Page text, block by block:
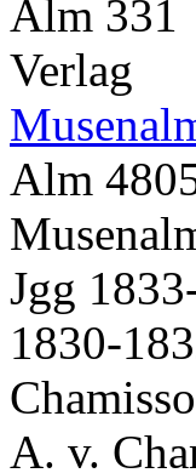
Alm 331
Verlag
Alm
Jgg
1830-
A. v.